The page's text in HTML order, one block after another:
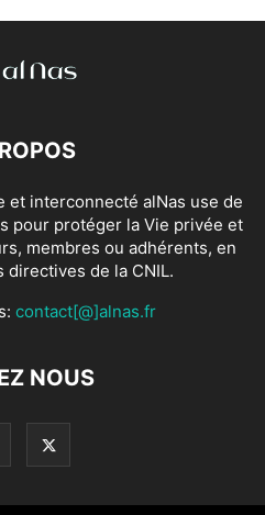
et interconnecté alNas use de
pour protéger la Vie privée et
membres ou adhérents, en
directives de la CNIL.
contact[@]alnas.fr
NOUS